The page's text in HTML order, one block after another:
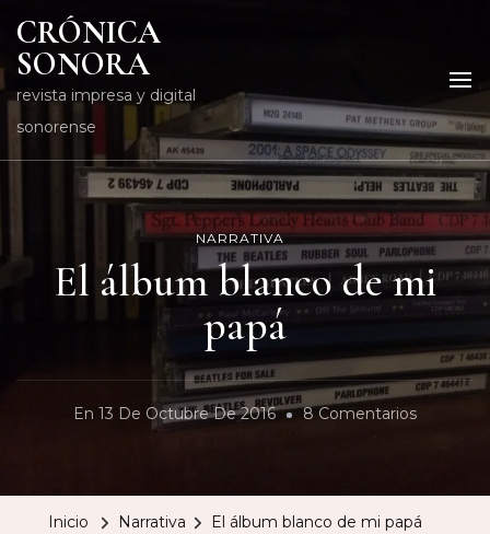
CRÓNICA
SONORA
revista impresa y digital
sonorense
NARRATIVA
El álbum blanco de mi
papá
En 13 De Octubre De 2016 8 ComentariosEn
Inicio Narrativa El álbum blanco de mi papá